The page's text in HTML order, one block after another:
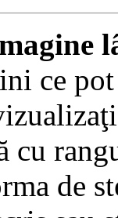
ce
cu
de